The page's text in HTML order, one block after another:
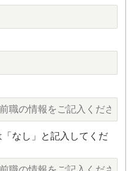
なし」と記入してくだ